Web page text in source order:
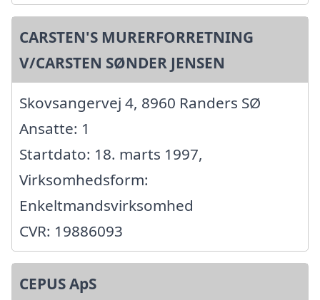
CARSTEN'S MURERFORRETNING
V/CARSTEN SØNDER JENSEN
Skovsangervej 4, 8960 Randers SØ
Ansatte: 1
Startdato: 18. marts 1997,
Virksomhedsform:
Enkeltmandsvirksomhed
CVR: 19886093
CEPUS ApS